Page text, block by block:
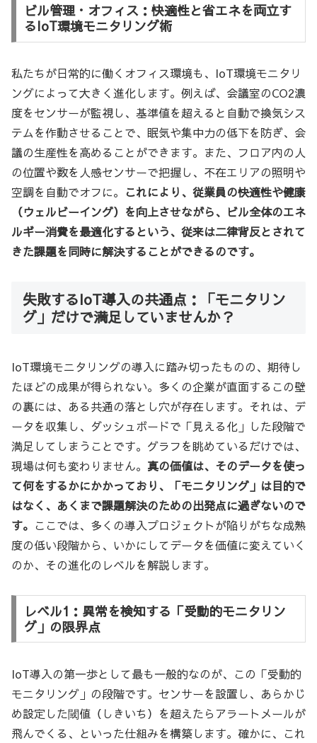
ビル管理・オフィス：快適性と省エネを両立す
るIoT環境モニタリング術
私たちが日常的に働くオフィス環境も、IoT環境モニタリ
ングによって大きく進化します。例えば、会議室のCO2濃
度をセンサーが監視し、基準値を超えると自動で換気シス
テムを作動させることで、眠気や集中力の低下を防ぎ、会
議の生産性を高めることができます。また、フロア内の人
の位置や数を人感センサーで把握し、不在エリアの照明や
空調を自動でオフに。 これにより、従業員の快適性や健康
（ウェルビーイング）を向上させながら、ビル全体のエネ
ルギー消費を最適化するという、従来は二律背反とされて
きた課題を同時に解決することができるのです。
失敗するIoT導入の共通点：「モニタリン
グ」だけで満足していませんか？
IoT環境モニタリングの導入に踏み切ったものの、期待し
たほどの成果が得られない。多くの企業が直面するこの壁
の裏には、ある共通の落とし穴が存在します。それは、デ
ータを収集し、ダッシュボードで「見える化」した段階で
満足してしまうことです。グラフを眺めているだけでは、
現場は何も変わりません。 真の価値は、そのデータを使っ
て何をするかにかかっており、「モニタリング」は目的で
はなく、あくまで課題解決のための出発点に過ぎないので
す。 ここでは、多くの導入プロジェクトが陥りがちな成熟
度の低い段階から、いかにしてデータを価値に変えていく
のか、その進化のレベルを解説します。
レベル1：異常を検知する「受動的モニタリン
グ」の限界点
IoT導入の第一歩として最も一般的なのが、この「受動的
モニタリング」の段階です。センサーを設置し、あらかじ
め設定した閾値（しきいち）を超えたらアラートメールが
飛んでくる、といった仕組みを構築します。確かに、これ